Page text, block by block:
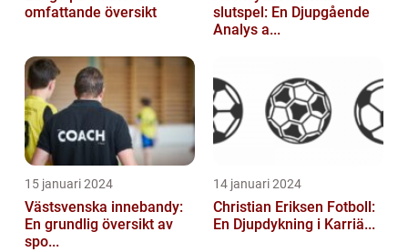
omfattande översikt
slutspel: En Djupgående
Analys a...
15 januari 2024
Västsvenska innebandy:
En grundlig översikt av
spo...
14 januari 2024
Christian Eriksen Fotboll:
En Djupdykning i Karriä...